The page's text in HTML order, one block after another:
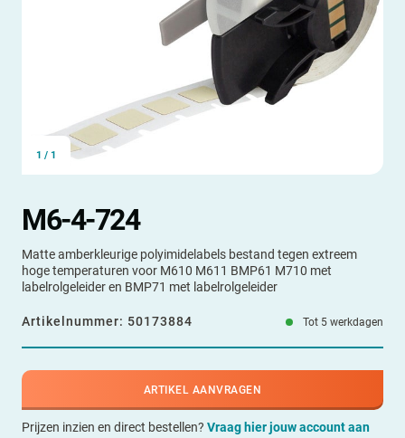
1 / 1
M6-4-724
Matte amberkleurige polyimidelabels bestand tegen extreem
hoge temperaturen voor M610 M611 BMP61 M710 met
labelrolgeleider en BMP71 met labelrolgeleider
Artikelnummer: 50173884 Tot 5 werkdagen
ARTIKEL AANVRAGEN
Prijzen inzien en direct bestellen? Vraag hier jouw account aan